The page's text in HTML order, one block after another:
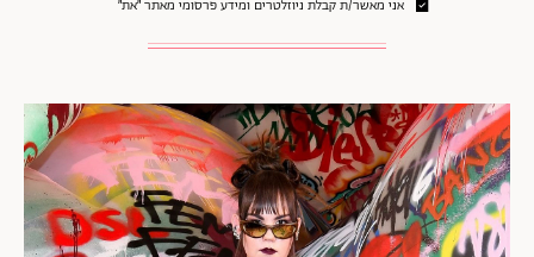
אני מאשר/ת קבלת ניוזלטרים ומידע פרסומי מאתר ״את״